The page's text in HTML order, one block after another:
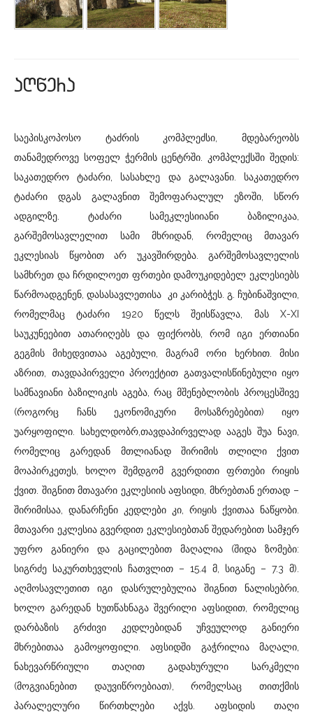
aRwera
საეპისკოპოსო ტაძრის კომპლეძსი, მდებარეობს
თანამედროვე სოფელ ჭერმის ცენტრში. კომპლექსში შედის:
საკათედრო ტაძარი, სასახლე და გალავანი. საკათედრო
ტაძარი დგას გალავნით შემოფარალულ ეზოში, სწორ
ადგილზე. ტაძარი სამეკლესიიანი ბაზილიკაა,
გარშემოსავლელით სამი მხრიდან, რომელიც მთავარ
ეკლესიას წყობით არ უკავშირდება. გარშემოსავლელის
სამხრეთ და ჩრდილოეთ ფრთები დამოუკიდებელ ეკლესიებს
წარმოადგენენ, დასასავლეთისა კი კარიბჭეს. გ. ჩუბინაშვილი,
რომელმაც ტაძარი 1920 წელს შეისწავლა, მას X-XI
საუკუნეებით ათარიღებს და ფიქრობს, რომ იგი ერთიანი
გეგმის მიხედვითაა აგებული, მაგრამ ორი ხერხით. მისი
აზრით, თავდაპირველი პროექტით გათვალისწინებული იყო
სამნავიანი ბაზილიკის აგება, რაც მშენებლობის პროცესშივე
(როგორც ჩანს ეკონომიკური მოსაზრებებით) იყო
უარყოფილი. სახელდობრ,თავდაპირველად ააგეს შუა ნავი,
რომელიც გარედან მთლიანად შირიმის თლილი ქვით
მოაპირკეთეს, ხოლო შემდგომ გვერდითი ფრთები რიყის
ქვით. შიგნით მთავარი ეკლესიის აფსიდი, მხრებთან ერთად –
შირიმისაა, დანარჩენი კედლები კი, რიყის ქვითაა ნაწყობი.
მთავარი ეკლესია გვერდით ეკლესიებთან შედარებით სამჯერ
უფრო განიერი და გაცილებით მაღალია (შიდა ზომები:
სიგრძე საკურთხევლის ჩათვლით – 15.4 მ, სიგანე – 7.3 მ).
აღმოსავლეთით იგი დასრულებულია შიგნით ნალისებრი,
ხოლო გარედან ხუთწახნაგა შვერილი აფსიდით, რომელიც
დარბაზის გრძივი კედლებიდან უჩვეულოდ განიერი
მხრებითაა გამოყოფილი. აფსიდში გაჭრილია მაღალი,
ნახევარწრიული თაღით გადახურული სარკმელი
(მოგვიანებით დაუვიწროებიათ), რომელსაც თითქმის
პარალელური წირთხლები აქვს. აფსიდის თაღი